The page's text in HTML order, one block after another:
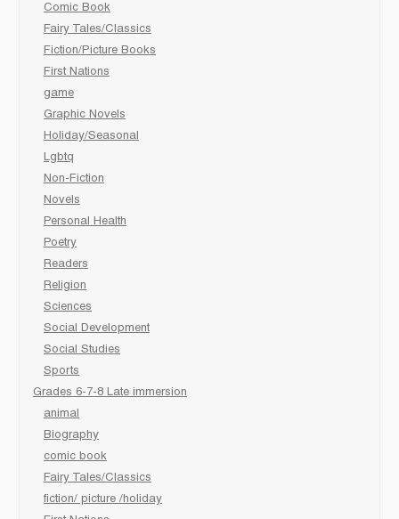
Comic Book
Fairy Tales/Classics
Fiction/Picture Books
First Nations
game
Graphic Novels
Holiday/Seasonal
Lgbtq
Non-Fiction
Novels
Personal Health
Poetry
Readers
Religion
Sciences
Social Development
Social Studies
Sports
Grades 6-7-8 Late immersion
animal
Biography
comic book
Fairy Tales/Classics
fiction/ picture /holiday